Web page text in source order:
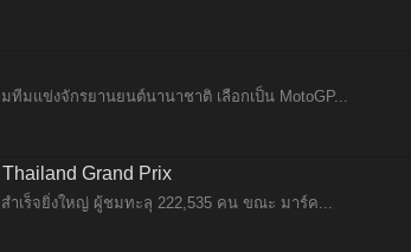
ทีมแข่งจักรยานยนต์นานาชาติ เลือกเป็น MotoGP...
Grand Prix
สำเร็จยิ่งใหญ่ ผู้ชมทะลุ 222,535 คน ขณะ มาร์ค...